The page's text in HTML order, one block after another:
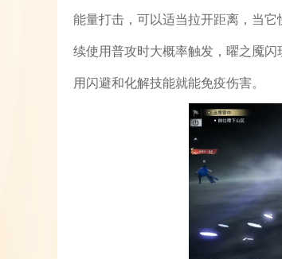
能量打击，可以适当拉开距离，当
续使用普攻时大概率触发，曜之魇
用闪避和化解技能就能免疫伤害。